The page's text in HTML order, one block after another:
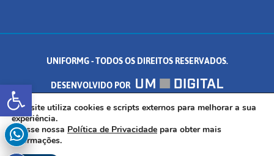
Abrir a barra de ferramentas
UNIFORMG - TODOS OS DIREITOS RESERVADOS.
DESENVOLVIDO POR
AV. DR. ARNALDO DE SENNA, 328 - PALMEIRAS, FORMIGA/MG - CEP:
35.574.530
Este site utiliza cookies e scripts externos para melhorar a sua
experiência.
Acesse nossa Política de Privacidade para obter mais
informações.